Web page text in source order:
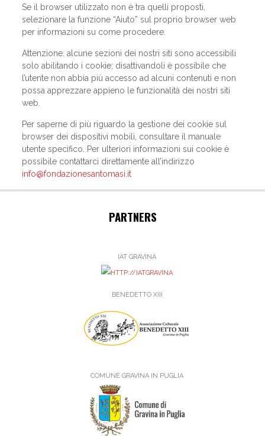
Se il browser utilizzato non è tra quelli proposti,
selezionare la funzione “Aiuto” sul proprio browser web
per informazioni su come procedere.
Attenzione: alcune sezioni dei nostri siti sono accessibili
solo abilitando i cookie; disattivandoli è possibile che
l’utente non abbia più accesso ad alcuni contenuti e non
possa apprezzare appieno le funzionalità dei nostri siti
web.
Per saperne di più riguardo la gestione dei cookie sul
browser dei dispositivi mobili, consultare il manuale
utente specifico. Per ulteriori informazioni sui cookie è
possibile contattarci direttamente all’indirizzo
info@fondazionesantomasi.it
PARTNERS
IAT GRAVINA
BENEDETTO XIII
COMUNE GRAVINA IN PUGLIA